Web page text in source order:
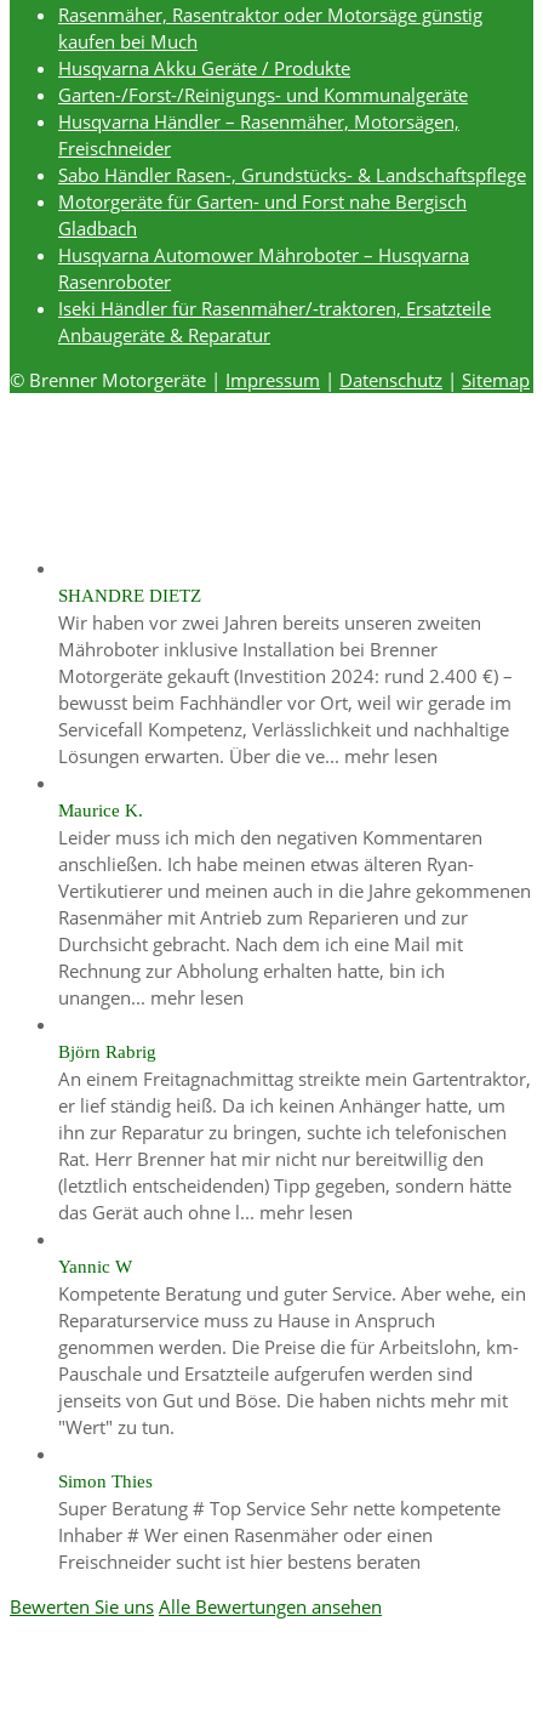
Rasenmäher, Rasentraktor oder Motorsäge günstig
kaufen bei Much
Husqvarna Akku Geräte / Produkte
Garten-/Forst-/Reinigungs- und Kommunalgeräte
Husqvarna Händler – Rasenmäher, Motorsägen,
Freischneider
Sabo Händler Rasen-, Grundstücks- & Landschaftspflege
Motorgeräte für Garten- und Forst nahe Bergisch
Gladbach
Husqvarna Automower Mähroboter – Husqvarna
Rasenroboter
Iseki Händler für Rasenmäher/-traktoren, Ersatzteile
Anbaugeräte & Reparatur
© Brenner Motorgeräte | Impressum | Datenschutz | Sitemap
SHANDRE DIETZ
Wir haben vor zwei Jahren bereits unseren zweiten
Mähroboter inklusive Installation bei Brenner
Motorgeräte gekauft (Investition 2024: rund 2.400 €) –
bewusst beim Fachhändler vor Ort, weil wir gerade im
Servicefall Kompetenz, Verlässlichkeit und nachhaltige
Lösungen erwarten. Über die ve... mehr lesen
Maurice K.
Leider muss ich mich den negativen Kommentaren
anschließen. Ich habe meinen etwas älteren Ryan-
Vertikutierer und meinen auch in die Jahre gekommenen
Rasenmäher mit Antrieb zum Reparieren und zur
Durchsicht gebracht. Nach dem ich eine Mail mit
Rechnung zur Abholung erhalten hatte, bin ich
unangen... mehr lesen
Björn Rabrig
An einem Freitagnachmittag streikte mein Gartentraktor,
er lief ständig heiß. Da ich keinen Anhänger hatte, um
ihn zur Reparatur zu bringen, suchte ich telefonischen
Rat. Herr Brenner hat mir nicht nur bereitwillig den
(letztlich entscheidenden) Tipp gegeben, sondern hätte
das Gerät auch ohne l... mehr lesen
Yannic W
Kompetente Beratung und guter Service. Aber wehe, ein
Reparaturservice muss zu Hause in Anspruch
genommen werden. Die Preise die für Arbeitslohn, km-
Pauschale und Ersatzteile aufgerufen werden sind
jenseits von Gut und Böse. Die haben nichts mehr mit
"Wert" zu tun.
Simon Thies
Super Beratung # Top Service Sehr nette kompetente
Inhaber # Wer einen Rasenmäher oder einen
Freischneider sucht ist hier bestens beraten
Bewerten Sie uns Alle Bewertungen ansehen